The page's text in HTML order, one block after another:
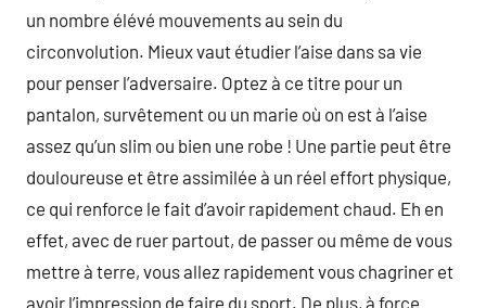
un nombre élévé mouvements au sein du
circonvolution. Mieux vaut étudier l’aise dans sa vie
pour penser l’adversaire. Optez à ce titre pour un
pantalon, survêtement ou un marie où on est à l’aise
assez qu’un slim ou bien une robe ! Une partie peut être
douloureuse et être assimilée à un réel effort physique,
ce qui renforce le fait d’avoir rapidement chaud. Eh en
effet, avec de ruer partout, de passer ou même de vous
mettre à terre, vous allez rapidement vous chagriner et
avoir l’impression de faire du sport. De plus, à force